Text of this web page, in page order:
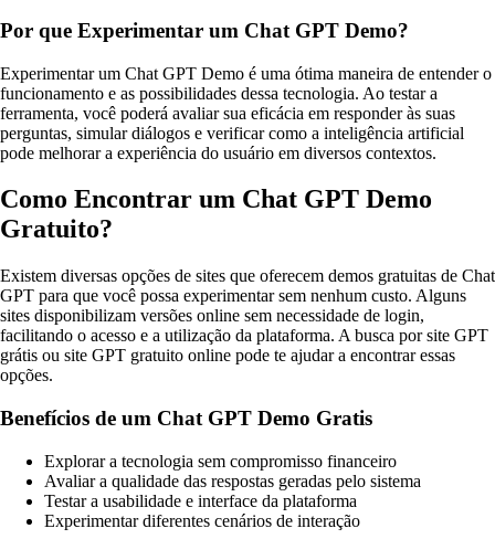
Por que Experimentar um Chat GPT Demo?
Experimentar um Chat GPT Demo é uma ótima maneira de entender o
funcionamento e as possibilidades dessa tecnologia. Ao testar a
ferramenta, você poderá avaliar sua eficácia em responder às suas
perguntas, simular diálogos e verificar como a inteligência artificial
pode melhorar a experiência do usuário em diversos contextos.
Como Encontrar um Chat GPT Demo
Gratuito?
Existem diversas opções de sites que oferecem demos gratuitas de Chat
GPT para que você possa experimentar sem nenhum custo. Alguns
sites disponibilizam versões online sem necessidade de login,
facilitando o acesso e a utilização da plataforma. A busca por site GPT
grátis ou site GPT gratuito online pode te ajudar a encontrar essas
opções.
Benefícios de um Chat GPT Demo Gratis
Explorar a tecnologia sem compromisso financeiro
Avaliar a qualidade das respostas geradas pelo sistema
Testar a usabilidade e interface da plataforma
Experimentar diferentes cenários de interação